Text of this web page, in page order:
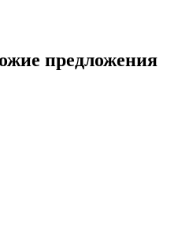
предложения